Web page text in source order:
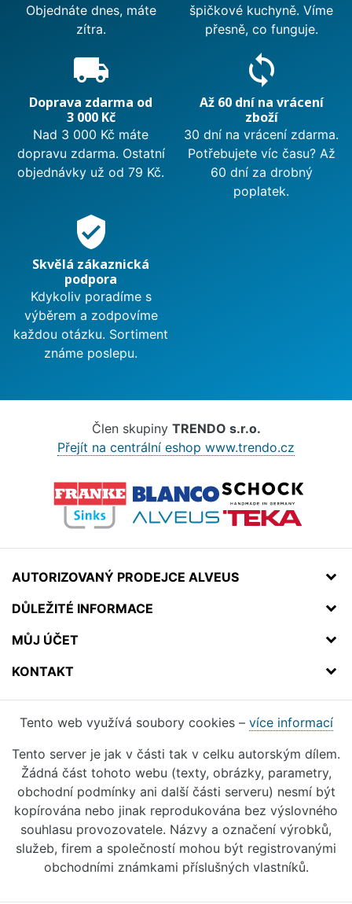
Objednáte dnes, máte
zítra.
špičkové kuchyně. Víme
přesně, co funguje.
local_shipping
Doprava zdarma od
3 000 Kč
Nad 3 000 Kč máte
dopravu zdarma. Ostatní
objednávky už od 79 Kč.
sync
Až 60 dní na vrácení
zboží
30 dní na vrácení zdarma.
Potřebujete víc času? Až
60 dní za drobný
poplatek.
verified_user
Skvělá zákaznická
podpora
Kdykoliv poradíme s
výběrem a zodpovíme
každou otázku. Sortiment
známe poslepu.
Člen skupiny TRENDO s.r.o.
Přejít na centrální eshop www.trendo.cz
AUTORIZOVANÝ PRODEJCE ALVEUS
DŮLEŽITÉ INFORMACE
MŮJ ÚČET
KONTAKT
Tento web využívá soubory cookies – více informací
Tento server je jak v části tak v celku autorským dílem.
Žádná část tohoto webu (texty, obrázky, parametry,
obchodní podmínky ani další části serveru) nesmí být
kopírována nebo jinak reprodukována bez výslovného
souhlasu provozovatele. Názvy a označení výrobků,
služeb, firem a společností mohou být registrovanými
obchodními známkami příslušných vlastníků.